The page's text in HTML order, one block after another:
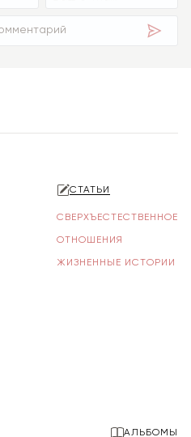
СТАТЬИ
СВЕРХЪЕСТЕСТВЕННОЕ
ОТНОШЕНИЯ
ЖИЗНЕННЫЕ ИСТОРИИ
АЛЬБОМЫ